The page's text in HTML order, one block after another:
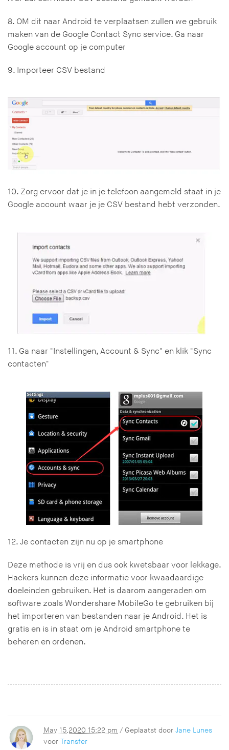
8. OM dit naar Android te verplaatsen zullen we gebruik
maken van de Google Contact Sync service. Ga naar
Google account op je computer
9. Importeer CSV bestand
10. Zorg ervoor dat je in je telefoon aangemeld staat in je
Google account waar je je CSV bestand hebt verzonden.
11. Ga naar "Instellingen, Account & Sync" en klik "Sync
contacten"
12. Je contacten zijn nu op je smartphone
Deze methode is vrij en dus ook kwetsbaar voor lekkage.
Hackers kunnen deze informatie voor kwaadaardige
doeleinden gebruiken. Het is daarom aangeraden om
software zoals Wondershare MobileGo te gebruiken bij
het importeren van bestanden naar je Android. Het is
gratis en is in staat om je Android smartphone te
beheren en ordenen.
May 15,2020 15:22 pm / Geplaatst door Jane Lunes
voor Transfer